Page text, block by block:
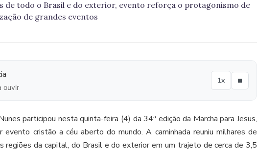
de todo o Brasil e do exterior, evento reforça o protagonismo de
de grandes eventos
ouvir
1x
participou nesta quinta-feira (4) da 34ª edição da Marcha para Jesus,
evento cristão a céu aberto do mundo. A caminhada reuniu milhares de
regiões da capital, do Brasil e do exterior em um trajeto de cerca de 3,5